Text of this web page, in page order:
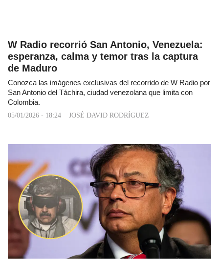
W Radio recorrió San Antonio, Venezuela:
esperanza, calma y temor tras la captura
de Maduro
Conozca las imágenes exclusivas del recorrido de W Radio por
San Antonio del Táchira, ciudad venezolana que limita con
Colombia.
05/01/2026 - 18:24 JOSÉ DAVID RODRÍGUEZ